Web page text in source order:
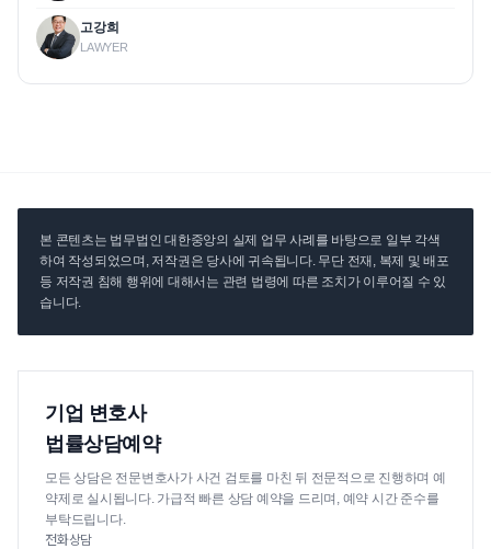
고강희
LAWYER
본 콘텐츠는 법무법인 대한중앙의 실제 업무 사례를 바탕으로 일부 각색
하여 작성되었으며, 저작권은 당사에 귀속됩니다. 무단 전재, 복제 및 배포
등 저작권 침해 행위에 대해서는 관련 법령에 따른 조치가 이루어질 수 있
습니다.
기업 변호사
법률상담예약
모든 상담은 전문변호사가 사건 검토를 마친 뒤 전문적으로 진행하며 예
약제로 실시됩니다. 가급적 빠른 상담 예약을 드리며, 예약 시간 준수를
부탁드립니다.
전화상담